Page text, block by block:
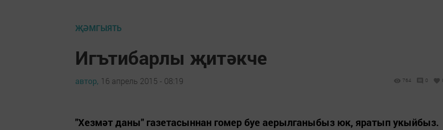
ҖӘМГЫЯТЬ
Игътибарлы җитәкче
автор, 16 апрель 2015 - 08:19 764 0
"Хезмәт даны" газетасыннан гомер буе аерылганыбыз юк, яратып укыйбыз.